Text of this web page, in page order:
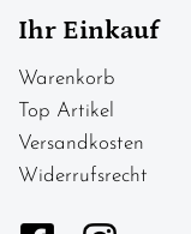
Ihr Einkauf
Warenkorb
Top Artikel
Versandkosten
Widerrufsrecht